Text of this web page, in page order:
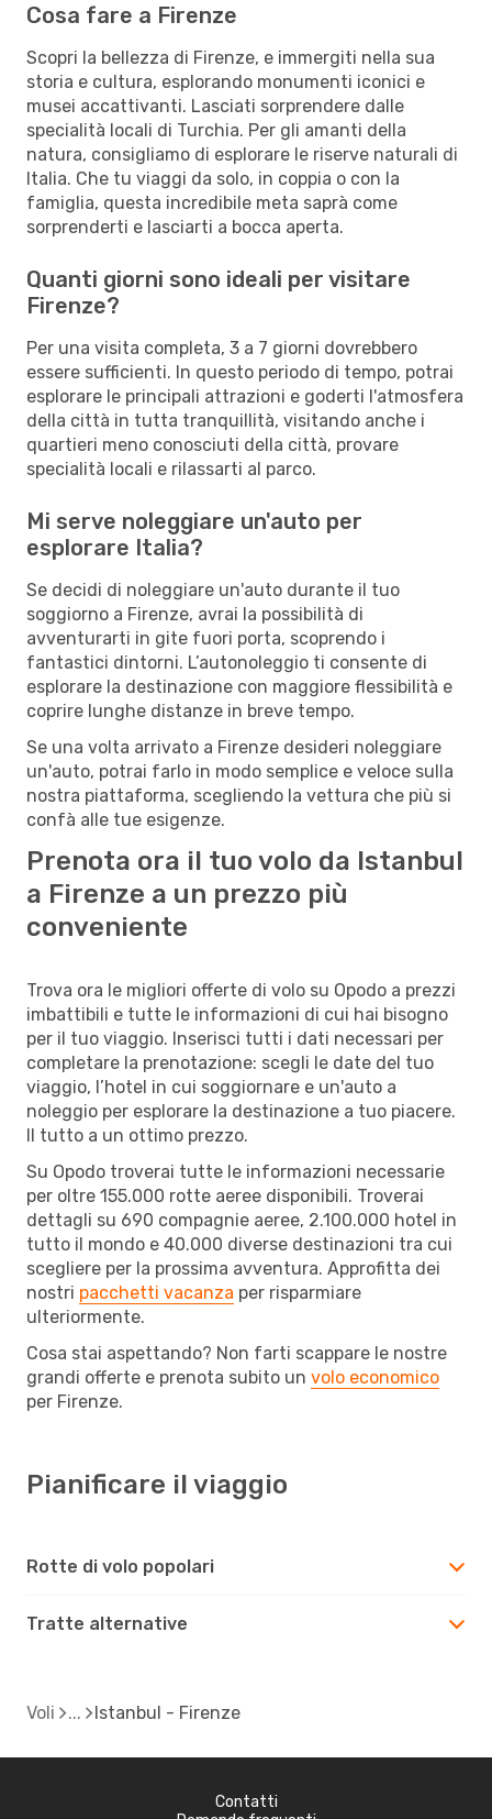
Cosa fare a Firenze
Scopri la bellezza di Firenze, e immergiti nella sua
storia e cultura, esplorando monumenti iconici e
musei accattivanti. Lasciati sorprendere dalle
specialità locali di Turchia. Per gli amanti della
natura, consigliamo di esplorare le riserve naturali di
Italia. Che tu viaggi da solo, in coppia o con la
famiglia, questa incredibile meta saprà come
sorprenderti e lasciarti a bocca aperta.
Quanti giorni sono ideali per visitare
Firenze?
Per una visita completa, 3 a 7 giorni dovrebbero
essere sufficienti. In questo periodo di tempo, potrai
esplorare le principali attrazioni e goderti l'atmosfera
della città in tutta tranquillità, visitando anche i
quartieri meno conosciuti della città, provare
specialità locali e rilassarti al parco.
Mi serve noleggiare un'auto per
esplorare Italia?
Se decidi di noleggiare un'auto durante il tuo
soggiorno a Firenze, avrai la possibilità di
avventurarti in gite fuori porta, scoprendo i
fantastici dintorni. L’autonoleggio ti consente di
esplorare la destinazione con maggiore flessibilità e
coprire lunghe distanze in breve tempo.
Se una volta arrivato a Firenze desideri noleggiare
un'auto, potrai farlo in modo semplice e veloce sulla
nostra piattaforma, scegliendo la vettura che più si
confà alle tue esigenze.
Prenota ora il tuo volo da Istanbul
a Firenze a un prezzo più
conveniente
Trova ora le migliori offerte di volo su Opodo a prezzi
imbattibili e tutte le informazioni di cui hai bisogno
per il tuo viaggio. Inserisci tutti i dati necessari per
completare la prenotazione: scegli le date del tuo
viaggio, l’hotel in cui soggiornare e un'auto a
noleggio per esplorare la destinazione a tuo piacere.
Il tutto a un ottimo prezzo.
Su Opodo troverai tutte le informazioni necessarie
per oltre 155.000 rotte aeree disponibili. Troverai
dettagli su 690 compagnie aeree, 2.100.000 hotel in
tutto il mondo e 40.000 diverse destinazioni tra cui
scegliere per la prossima avventura. Approfitta dei
nostri pacchetti vacanza per risparmiare
ulteriormente.
Cosa stai aspettando? Non farti scappare le nostre
grandi offerte e prenota subito un volo economico
per Firenze.
Pianificare il viaggio
Rotte di volo popolari
Tratte alternative
Voli Istanbul - Firenze
Contatti